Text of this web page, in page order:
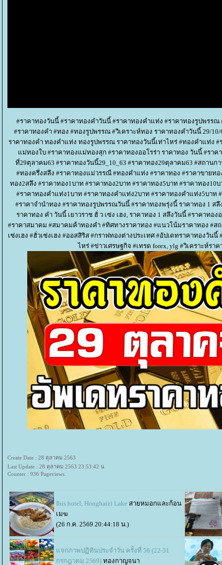
#ราคาทองวันนี้ #ราคาทองคำวันนี้ #ราคาทองคำแท่ง #ราคาทองรูปพรร
#ราคาทองคำ #ทอง #ทองรูปพรรณ #วิเคราะห์ทอง ราคาทองคำวันนี้ 29/
ราคาทองคำ ทองคำแท่ง ทองรูปพรรณ ราคาทองวันนี้เท่าไหร่ #ทองคำแท่ง #
ม่ทองใบ #ราคาทองแม่ทองสุก #ราคาทองออโรร่า ราคาทอง วันนี้ #ราค
ที่29ตุลาคม63 #ราคาทองวันนี้29_10_63 #ราคาทอง29ตุลาคม63 #สถา
#ทองครึ่งสลึง #ราคาทองแม่วรรณี #ทองคำแท่ง #ราคาทอง #ราคาขายท
ทอง2สลึง #ราคาทอง1บาท #ราคาทอง2บาท #ราคาทอง5บาท #ราคาทอง
#ราคาทองคำแท่ง1บาท #ราคาทองคำแท่ง2บาท #ราคาทองคำแท่ง5บาท
#ราคาจำนำทอง #ราคาทองรูปพรรณวันนี้ #ราคาทองพรุ่งนี้ ราคาทอง 1 ส
ราคาทอง คํา วันนี้ เยาวราช ฮั่ ว เซ่ง เฮง, ราคาทอง 1 สลึงวันนี้ #ราคาท
#ราคาสมาคม #สมาคมค้าทองคำ #ทิศทางราคาทอง #แนวโน้มราคาทอง #ส
เซ่งเฮง #ฮั่วเซ่งเฮง #ออสสิริส #กราฟทองต่างประเทศ #อัปเดทราคาทองวั
ไหร่ #ข่าวเศรษฐกิจ #เทรด forex, ylg #วิเคราะห์ราค
Create Date : 28 ตุลาคม 2563
Last Update : 28 ตุลาคม 2563 23:53:42 น.
Counter : 936 Pageviews.
Ibis hotel, Honghaizi Lake สายหมอกและก้อน
เมฆ
(26 ก.ค. 2569 20:44:18 น.)
จกภาพปฏิทินประจำวัน ครั้งที่ 56 (22-31
กรกฎาคม 2569) ทองกาญจนา